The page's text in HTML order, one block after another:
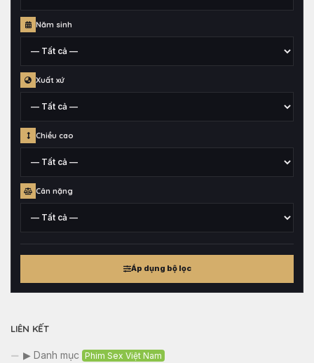
hoặc
quận
huyện
Mức
giá
gắn
cho
hồ
Năm sinh
Thông
tin
sinh
Xuất xứ
Khu
vực
xứ
Chiều cao
Chiều
cao
khảo
Cân nặng
nặng
khảo
Áp dụng bộ lọc
LIÊN KẾT
▶ Danh mục Phim Sex Việt Nam